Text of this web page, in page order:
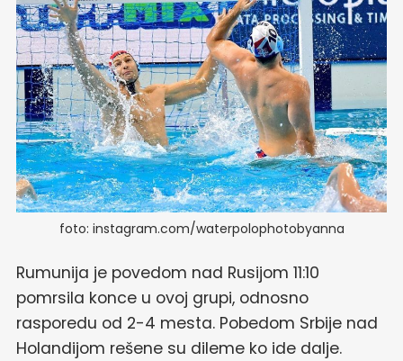
foto: instagram.com/waterpolophotobyanna
Rumunija je povedom nad Rusijom 11:10
pomrsila konce u ovoj grupi, odnosno
rasporedu od 2-4 mesta. Pobedom Srbije nad
Holandijom rešene su dileme ko ide dalje.